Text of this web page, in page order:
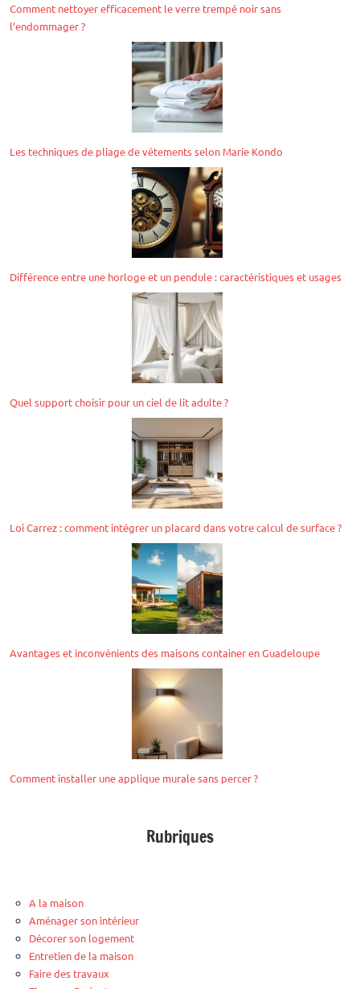
Comment nettoyer efficacement le verre trempé noir sans
l’endommager ?
Les techniques de pliage de vêtements selon Marie Kondo
Différence entre une horloge et un pendule : caractéristiques et usages
Quel support choisir pour un ciel de lit adulte ?
Loi Carrez : comment intégrer un placard dans votre calcul de surface ?
Avantages et inconvénients des maisons container en Guadeloupe
Comment installer une applique murale sans percer ?
Rubriques
A la maison
Aménager son intérieur
Décorer son logement
Entretien de la maison
Faire des travaux